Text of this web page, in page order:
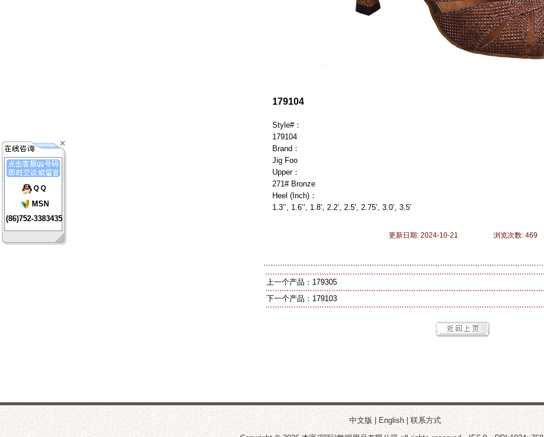
Q Q
MSN
(86)752-3383435
179104
Style#：
179104
Brand：
Jig Foo
Upper：
271# Bronze
Heel (Inch)：
1.3’’, 1.6’’, 1.8’, 2.2’, 2.5’, 2.75’, 3.0’, 3.5’
更新日期: 2024-10-21 浏览次数: 469
上一个产品： 179305
下一个产品： 179103
中文版 English|联系方式